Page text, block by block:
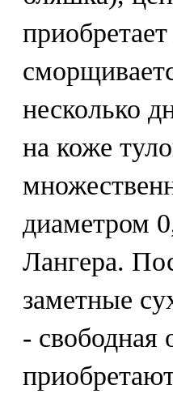
несколько
на коже
диаметром
Лангера.
заметные
- свободная